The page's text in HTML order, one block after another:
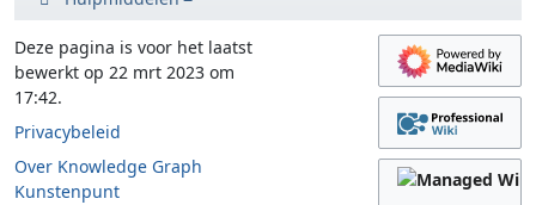
Deze pagina is voor het laatst
bewerkt op 22 mrt 2023 om
17:42.
Privacybeleid
Over Knowledge Graph
Kunstenpunt